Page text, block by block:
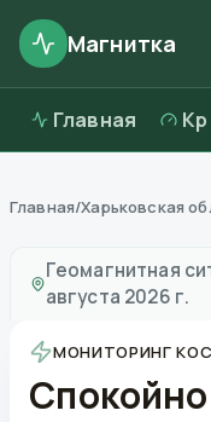
Магнитка
Главная
Главная/Харьковская
Геомагнитная
августа 2026 г.
МОНИТОРИНГ
Спокойно